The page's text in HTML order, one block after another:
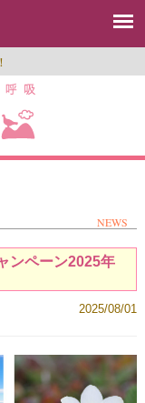
NEWS
ンペーン2025年
2025/08/01